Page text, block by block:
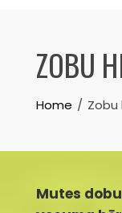
ZOBU
Home Zobu
Mutes